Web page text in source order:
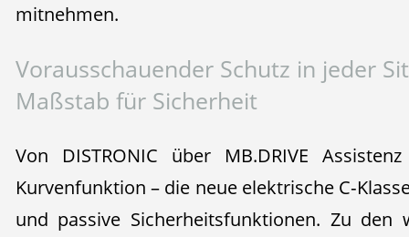
mitnehmen.
Vorausschauender Schutz in jeder
Maßstab für Sicherheit
Von DISTRONIC über MB.DRIVE
Kurvenfunktion – die neue elektrische
und passive Sicherheitsfunktionen. Zu den